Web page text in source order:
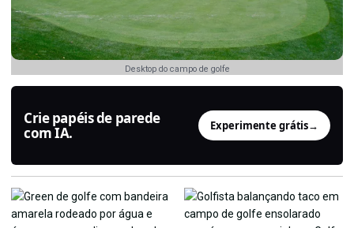
Desktop do campo de golfe
Crie papéis de parede
com IA.
Experimente grátis→